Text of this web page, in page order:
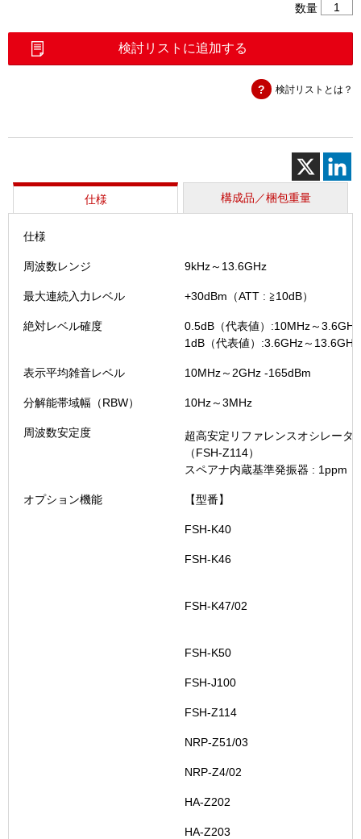
数量
ド
ク
ト
ラ
個
検討リストに追加する
検討リストとは？
仕様 構成品／梱包重量
仕様
周波数レンジ 9kHz～13.6GHz
最大連続入力レベル +30dBm（ATT : ≧10dB）
絶対レベル確度
0.5dB（代表値）:10MHz～3.6GHz
1dB（代表値）:3.6GHz～13.6GHz
表示平均雑音レベル 10MHz～2GHz -165dBm
分解能帯域幅（RBW） 10Hz～3MHz
周波数安定度
超高安定リファレンスオシレータ:
（FSH-Z114）
スペアナ内蔵基準発振器 : 1ppm
オプション機能 【型番】
FSH-K40
FSH-K46
FSH-K47/02
FSH-K50
FSH-J100
FSH-Z114
NRP-Z51/03
NRP-Z4/02
HA-Z202
HA-Z203